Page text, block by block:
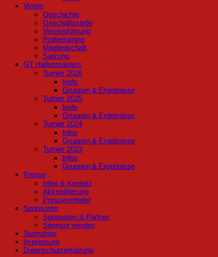
Verein
Geschichte
Geschäftsstelle
Vereinsführung
Probetraining
Mitgliedschaft
Satzung
GT Hallenmasters
Turnier 2026
Inofs
Gruppen & Ergebnisse
Turnier 2025
Inofs
Gruppen & Ergebnisse
Turnier 2024
Infos
Gruppen & Ergebnisse
Turnier 2023
Infos
Gruppen & Ergebnisse
Presse
Infos & Kontakt
Akkreditierung
Presseverteiler
Sponsoren
Sponsoren & Partner
Sponsor werden
Teamshop
Impressum
Datenschutzerklärung